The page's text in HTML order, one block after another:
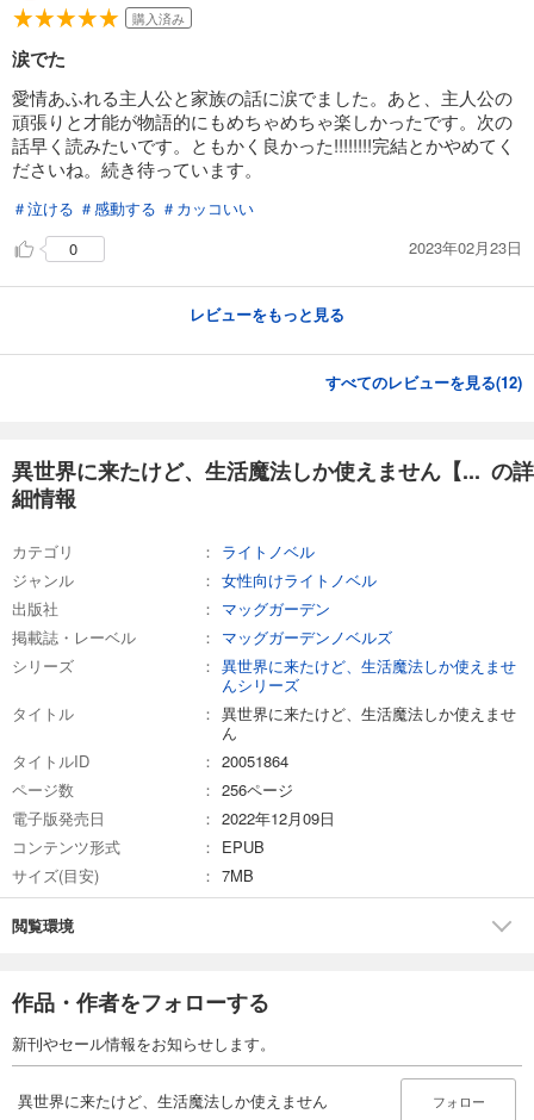
購入済み
涙でた
愛情あふれる主人公と家族の話に涙でました。あと、主人公の
頑張りと才能が物語的にもめちゃめちゃ楽しかったです。次の
話早く読みたいです。ともかく良かった!!!!!!!!完結とかやめてく
ださいね。続き待っています。
＃泣ける ＃感動する ＃カッコいい
0
2023年02月23日
レビューをもっと見る
すべてのレビューを見る(12)
異世界に来たけど、生活魔法しか使えません【... の詳
細情報
カテゴリ
ライトノベル
ジャンル
女性向けライトノベル
出版社
マッグガーデン
掲載誌・レーベル
マッグガーデンノベルズ
シリーズ
異世界に来たけど、生活魔法しか使えませ
んシリーズ
タイトル
異世界に来たけど、生活魔法しか使えませ
ん
タイトルID
20051864
ページ数
256ページ
電子版発売日
2022年12月09日
コンテンツ形式
EPUB
サイズ(目安)
7MB
閲覧環境
作品・作者をフォローする
新刊やセール情報をお知らせします。
異世界に来たけど、生活魔法しか使えません フォロー